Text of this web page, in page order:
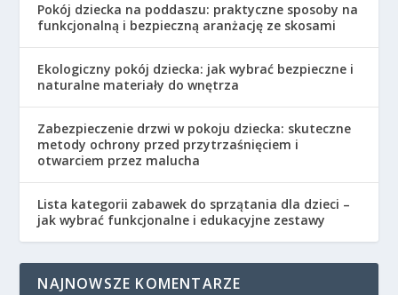
Pokój dziecka na poddaszu: praktyczne sposoby na
funkcjonalną i bezpieczną aranżację ze skosami
Ekologiczny pokój dziecka: jak wybrać bezpieczne i
naturalne materiały do wnętrza
Zabezpieczenie drzwi w pokoju dziecka: skuteczne
metody ochrony przed przytrzaśnięciem i
otwarciem przez malucha
Lista kategorii zabawek do sprzątania dla dzieci –
jak wybrać funkcjonalne i edukacyjne zestawy
NAJNOWSZE KOMENTARZE